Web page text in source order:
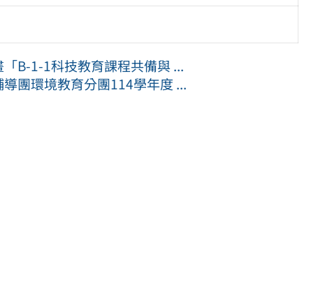
B-1-1科技教育課程共備與 ...
團環境教育分團114學年度 ...